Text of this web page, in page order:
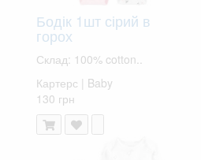
Бодік 1шт сірий в
горох
Склад: 100% cotton..
Картерс | Baby
130 грн